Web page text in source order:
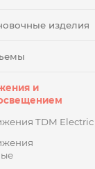
изделия
и
TDM Electric